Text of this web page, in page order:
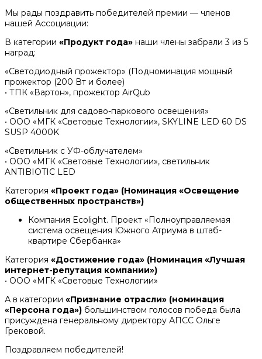
Мы рады поздравить победителей премии — членов
нашей Ассоциации:
В категории «Продукт года» наши члены забрали 3 из 5
наград:
«Светодиодный прожектор» (Подноминация мощный
прожектор (200 Вт и более)
• ТПК «Вартон», прожектор AirQub
«Светильник для садово-паркового освещения»
• ООО «МГК «Световые Технологии», SKYLINE LED 60 DS
SUSP 4000K
«Светильник с УФ-облучателем»
• ООО «МГК «Световые Технологии», светильник
ANTIBIOTIC LED
Категория «Проект года» (Номинация «Освещение
общественных пространств»)
Компания Ecolight. Проект «Полноуправляемая
система освещения Южного Атриума в штаб-
квартире Сбербанка»
Категория «Достижение года» (Номинация «Лучшая
интернет-репутация компании»)
• ООО «МГК «Световые Технологии»
А в категории «Признание отрасли» (номинация
«Персона года») большинством голосов победа была
присуждена генеральному директору АПСС Ольге
Грековой.
Поздравляем победителей!